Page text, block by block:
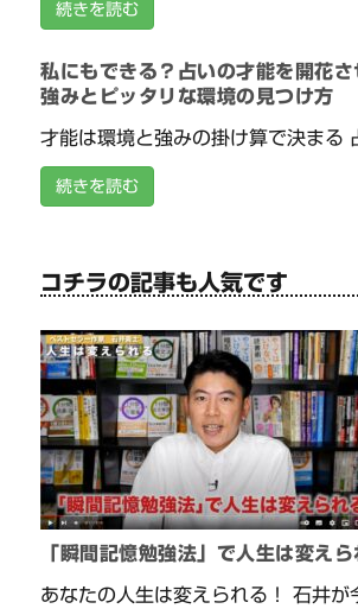
続きを読む
私にもできる？占いの才能を開花
強みとピッタリな環境の見つけ方
才能は環境と強みの掛け算で決まる
続きを読む
コチラの記事も人気です
「瞬間記憶勉強法」で人生は変えら
あなたの人生は変えられる！ 石井が